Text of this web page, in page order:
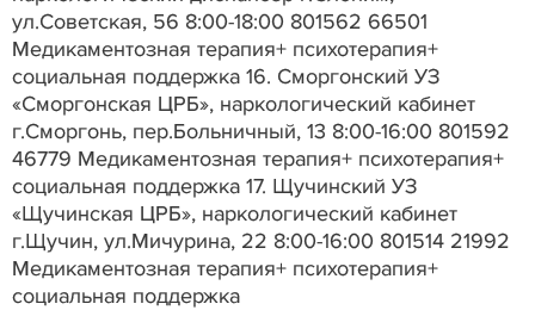
ул.Советская, 56 8:00-18:00 801562 66501
Медикаментозная терапия+ психотерапия+
социальная поддержка 16. Сморгонский УЗ
«Сморгонская ЦРБ», наркологический кабинет
г.Сморгонь, пер.Больничный, 13 8:00-16:00 801592
46779 Медикаментозная терапия+ психотерапия+
социальная поддержка 17. Щучинский УЗ
«Щучинская ЦРБ», наркологический кабинет
г.Щучин, ул.Мичурина, 22 8:00-16:00 801514 21992
Медикаментозная терапия+ психотерапия+
социальная поддержка